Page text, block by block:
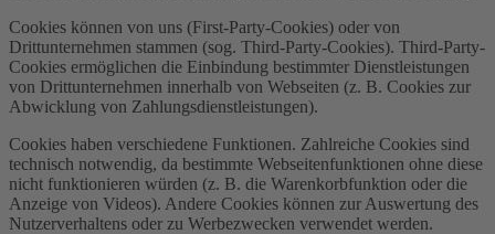
Cookies können von uns (First-Party-Cookies) oder von
Drittunternehmen stammen (sog. Third-Party-Cookies). Third-Party-
Cookies ermöglichen die Einbindung bestimmter Dienstleistungen
von Drittunternehmen innerhalb von Webseiten (z. B. Cookies zur
Abwicklung von Zahlungsdienstleistungen).
Cookies haben verschiedene Funktionen. Zahlreiche Cookies sind
technisch notwendig, da bestimmte Webseitenfunktionen ohne diese
nicht funktionieren würden (z. B. die Warenkorbfunktion oder die
Anzeige von Videos). Andere Cookies können zur Auswertung des
Nutzerverhaltens oder zu Werbezwecken verwendet werden.